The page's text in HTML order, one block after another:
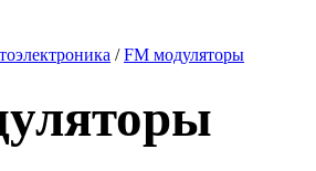
/FM модуляторы